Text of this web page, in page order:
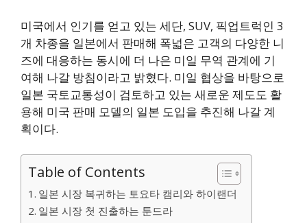
미국에서 인기를 얻고 있는 세단, SUV, 픽업트럭인 3
개 차종을 일본에서 판매해 폭넓은 고객의 다양한 니
즈에 대응하는 동시에 더 나은 미일 무역 관계에 기
여해 나갈 방침이라고 밝혔다. 미일 협상을 바탕으로
일본 국토교통성이 검토하고 있는 새로운 제도도 활
용해 미국 판매 모델의 일본 도입을 추진해 나갈 계
획이다.
Table of Contents
일본 시장 복귀하는 토요타 캠리와 하이랜더
일본 시장 첫 진출하는 툰드라